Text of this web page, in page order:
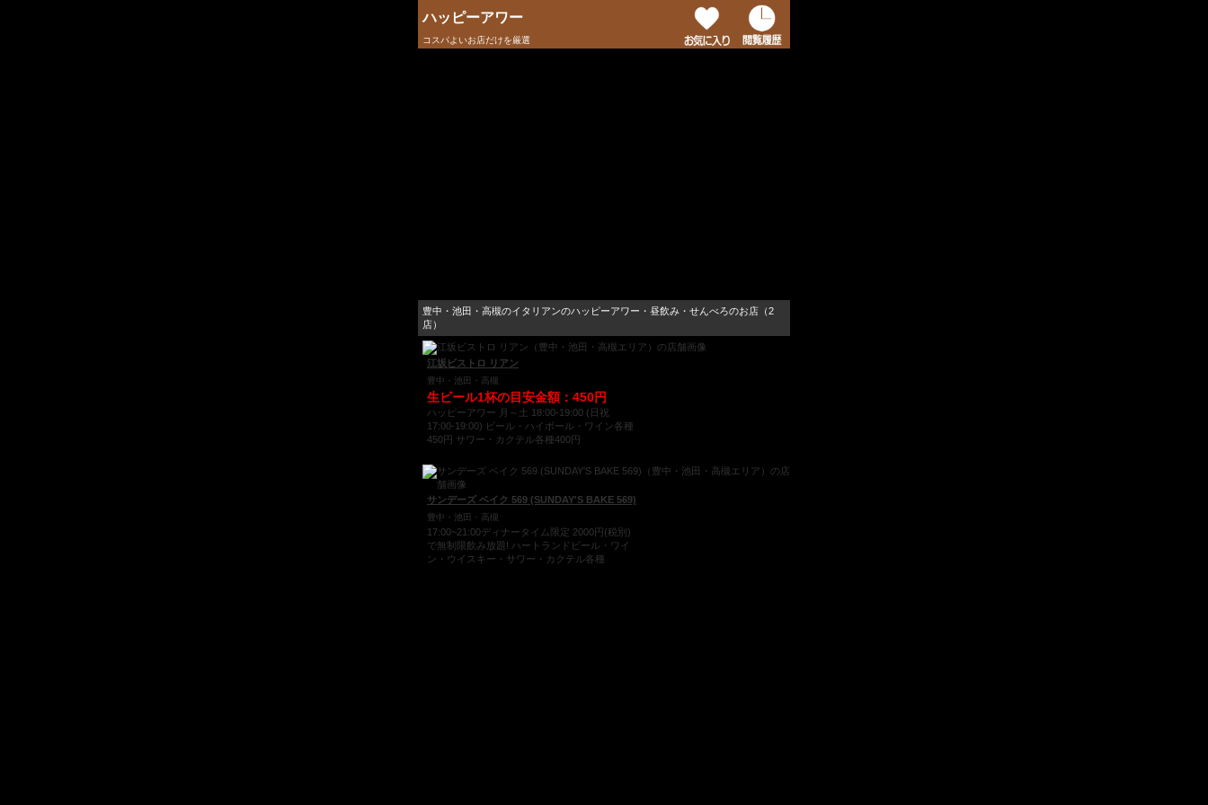
ハッピーアワー
コスパよいお店だけを厳選
豊中・池田・高槻のイタリアンのハッピーアワー・昼飲み・せんべろのお店（2
店）
江坂ビストロ リアン
豊中・池田・高槻
生ビール1杯の目安金額：450円
ハッピーアワー 月～土 18:00-19:00 (日祝
17:00-19:00) ビール・ハイボール・ワイン各種
450円 サワー・カクテル各種400円
サンデーズ ベイク 569 (SUNDAY'S BAKE 569)
豊中・池田・高槻
17:00~21:00ディナータイム限定 2000円(税別)
で無制限飲み放題! ハートランドビール・ワイ
ン・ウイスキー・サワー・カクテル各種